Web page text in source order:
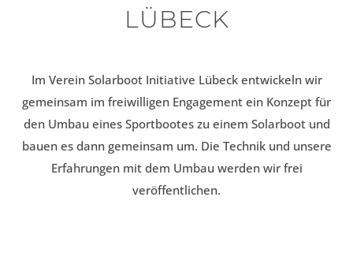
LÜBECK
Im Verein Solarboot Initiative Lübeck entwickeln wir
gemeinsam im freiwilligen Engagement ein Konzept für
den Umbau eines Sportbootes zu einem Solarboot und
bauen es dann gemeinsam um. Die Technik und unsere
Erfahrungen mit dem Umbau werden wir frei
veröffentlichen.